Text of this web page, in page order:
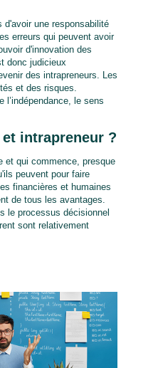
d'avoir une responsabilité
erreurs qui peuvent avoir
d'innovation des
donc judicieux
des intrapreneurs. Les
et des risques.
l’indépendance, le sens
intrapreneur ?
et qui commence, presque
peuvent pour faire
financières et humaines
de tous les avantages.
le processus décisionnel
sont relativement